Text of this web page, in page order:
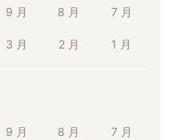
9 月 8 月 7 月
3 月 2 月 1 月
9 月 8 月 7 月